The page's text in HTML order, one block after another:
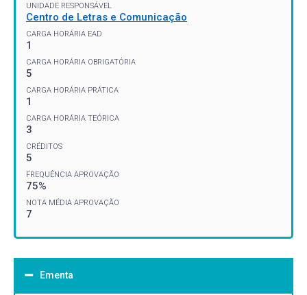
UNIDADE RESPONSÁVEL
Centro de Letras e Comunicação
CARGA HORÁRIA EAD
1
CARGA HORÁRIA OBRIGATÓRIA
5
CARGA HORÁRIA PRÁTICA
1
CARGA HORÁRIA TEÓRICA
3
CRÉDITOS
5
FREQUÊNCIA APROVAÇÃO
75%
NOTA MÉDIA APROVAÇÃO
7
Ementa